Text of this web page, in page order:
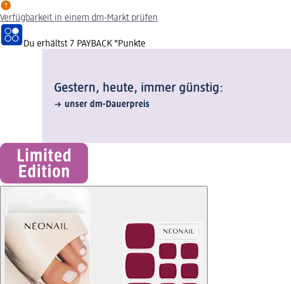
Verfügbarkeit in einem dm-Markt prüfen
Du erhältst 7 PAYBACK °Punkte
Gestern, heute, immer günstig:
unser dm-Dauerpreis